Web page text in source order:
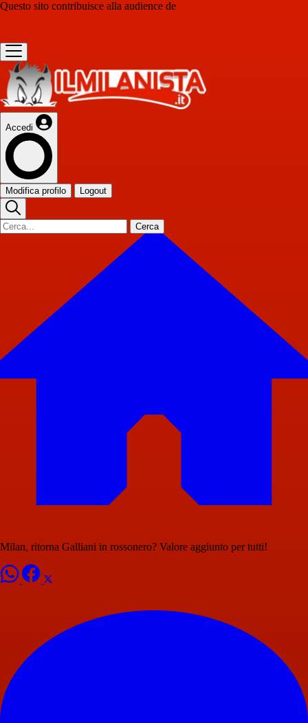
Questo sito contribuisce alla audience de
Accedi
Modifica profilo Logout
Cerca
Milan, ritorna Galliani in rossonero? Valore aggiunto per tutti!